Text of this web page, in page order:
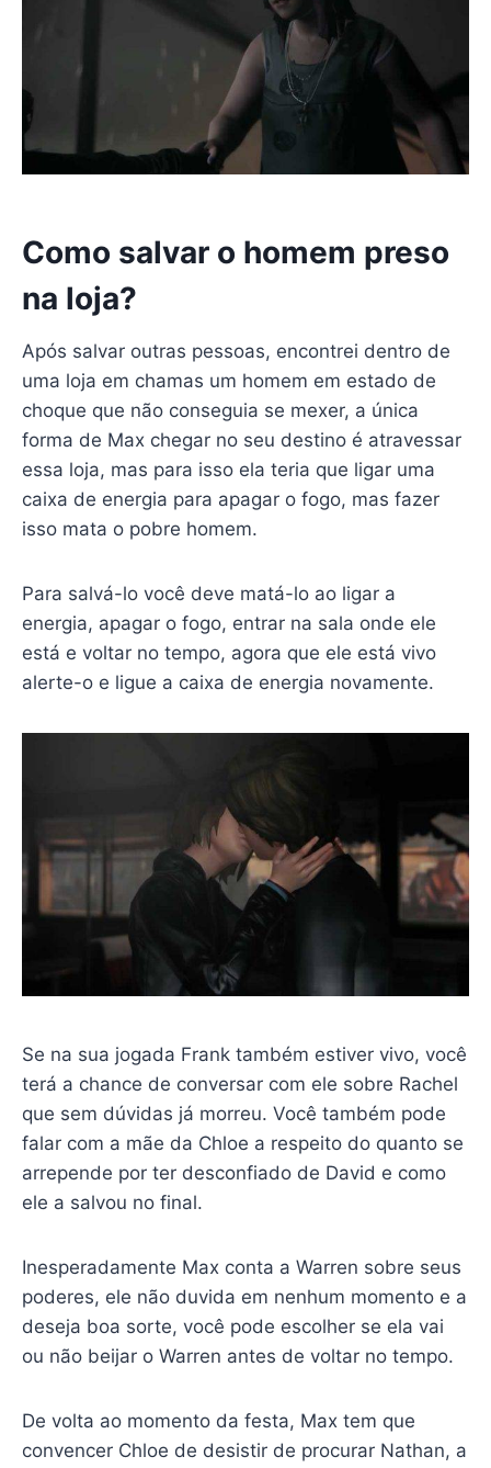
Como salvar o homem preso
na loja?
Após salvar outras pessoas, encontrei dentro de
uma loja em chamas um homem em estado de
choque que não conseguia se mexer, a única
forma de Max chegar no seu destino é atravessar
essa loja, mas para isso ela teria que ligar uma
caixa de energia para apagar o fogo, mas fazer
isso mata o pobre homem.
Para salvá-lo você deve matá-lo ao ligar a
energia, apagar o fogo, entrar na sala onde ele
está e voltar no tempo, agora que ele está vivo
alerte-o e ligue a caixa de energia novamente.
Se na sua jogada Frank também estiver vivo, você
terá a chance de conversar com ele sobre Rachel
que sem dúvidas já morreu. Você também pode
falar com a mãe da Chloe a respeito do quanto se
arrepende por ter desconfiado de David e como
ele a salvou no final.
Inesperadamente Max conta a Warren sobre seus
poderes, ele não duvida em nenhum momento e a
deseja boa sorte, você pode escolher se ela vai
ou não beijar o Warren antes de voltar no tempo.
De volta ao momento da festa, Max tem que
convencer Chloe de desistir de procurar Nathan, a